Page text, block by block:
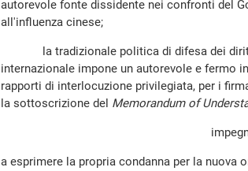
autorevole fonte dissidente nei confronti del
all'influenza cinese;
la tradizionale politica di difesa dei diritti
internazionale impone un autorevole e fermo
rapporti di interlocuzione privilegiata, per i
la sottoscrizione del Memorandum of
a esprimere la propria condanna per la nuova